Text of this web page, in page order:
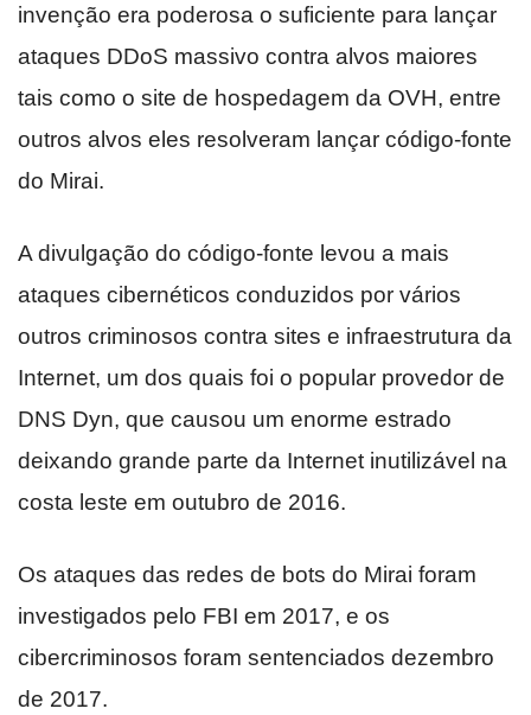
invenção era poderosa o suficiente para lançar
ataques DDoS massivo contra alvos maiores
tais como o site de hospedagem da OVH, entre
outros alvos eles resolveram lançar código-fonte
do Mirai.
A divulgação do código-fonte levou a mais
ataques cibernéticos conduzidos por vários
outros criminosos contra sites e infraestrutura da
Internet, um dos quais foi o popular provedor de
DNS Dyn, que causou um enorme estrado
deixando grande parte da Internet inutilizável na
costa leste em outubro de 2016.
Os ataques das redes de bots do Mirai foram
investigados pelo FBI em 2017, e os
cibercriminosos foram sentenciados dezembro
de 2017.